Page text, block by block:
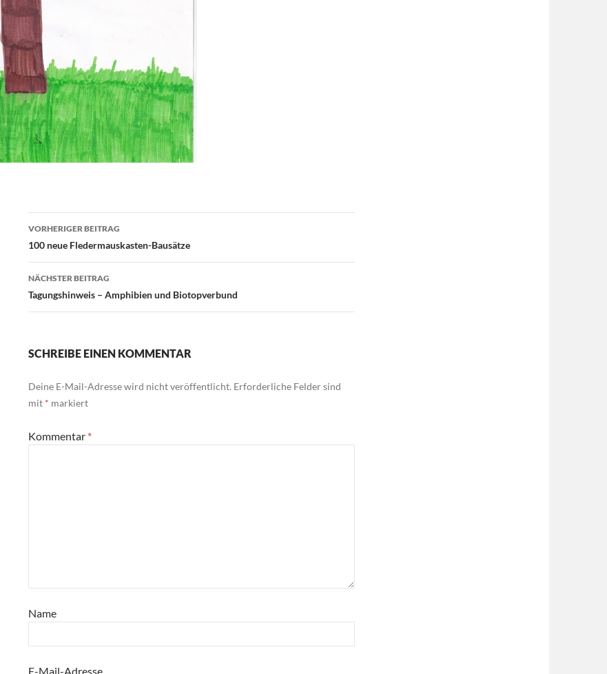
Beitrags-
Navigation
VORHERIGER BEITRAG
100 neue Fledermauskasten-Bausätze
NÄCHSTER BEITRAG
Tagungshinweis – Amphibien und Biotopverbund
SCHREIBE EINEN KOMMENTAR
Deine E-Mail-Adresse wird nicht veröffentlicht. Erforderliche Felder sind
mit * markiert
Kommentar *
Name
E-Mail-Adresse